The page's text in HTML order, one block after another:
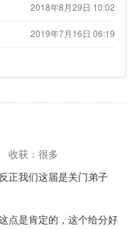
2018年8月29日 10:02
2019年7月16日 06:19
收获：很多
正我们这届是关门弟子
点是肯定的，这个给分好